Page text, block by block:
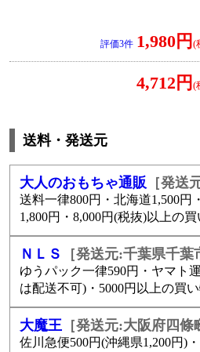
3 1,980円
4,712円
送料・発送元
大人のおもちゃ通販 ［発送
送料一律800円・北海道1,500円
1,800円・8,000円(税抜)以上の
ＮＬＳ ［発送元:千葉県千葉
ゆうパック一律590円・ヤマト
は配送不可)・5000円以上の買
大魔王 ［発送元:大阪府四條
佐川急便500円(沖縄県1,200円)